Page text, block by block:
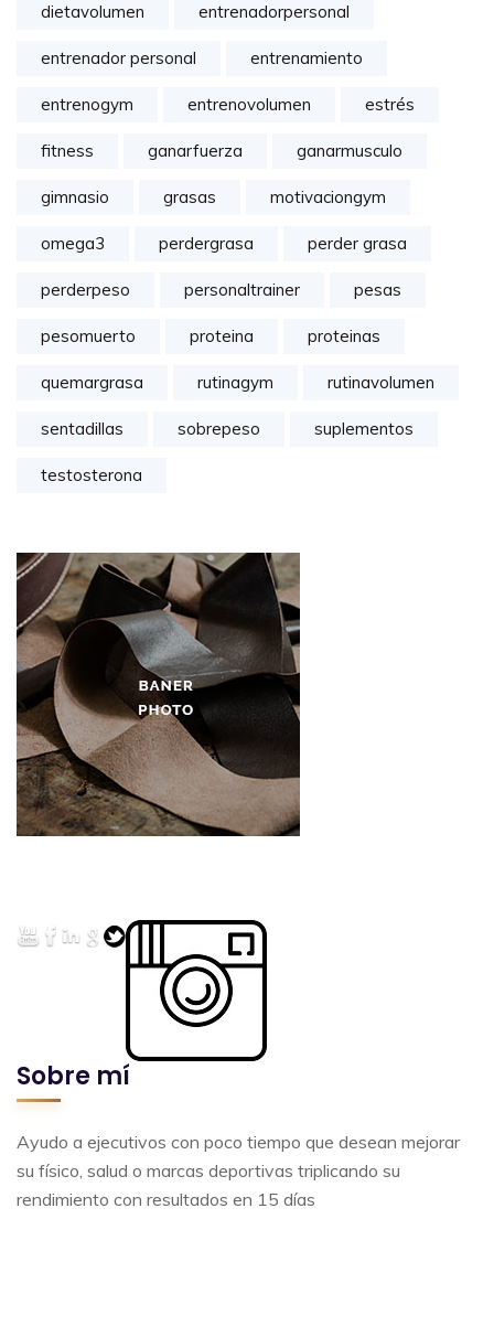
dietavolumen entrenadorpersonal
entrenador personal entrenamiento
entrenogym entrenovolumen estrés
fitness ganarfuerza ganarmusculo
gimnasio grasas motivaciongym
omega3 perdergrasa perder grasa
perderpeso personaltrainer pesas
pesomuerto proteina proteinas
quemargrasa rutinagym rutinavolumen
sentadillas sobrepeso suplementos
testosterona
Sobre mí
Ayudo a ejecutivos con poco tiempo que desean mejorar
su físico, salud o marcas deportivas triplicando su
rendimiento con resultados en 15 días